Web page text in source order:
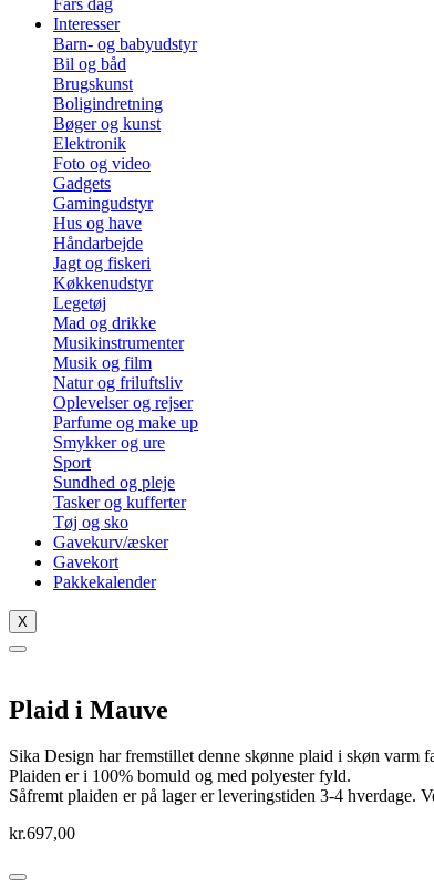
Interesser
Barn- og babyudstyr
Bil og båd
Brugskunst
Boligindretning
Bøger og kunst
Elektronik
Foto og video
Gadgets
Gamingudstyr
Hus og have
Håndarbejde
Jagt og fiskeri
Køkkenudstyr
Legetøj
Mad og drikke
Musikinstrumenter
Musik og film
Natur og friluftsliv
Oplevelser og rejser
Parfume og make up
Smykker og ure
Sport
Sundhed og pleje
Tasker og kufferter
Tøj og sko
Gavekurv/æsker
Gavekort
Pakkekalender
X
Plaid i Mauve
Sika Design har fremstillet denne skønne plaid i skøn varm
Plaiden er i 100% bomuld og med polyester fyld.
Såfremt plaiden er på lager er leveringstiden 3-4 hverdage.
kr.697,00